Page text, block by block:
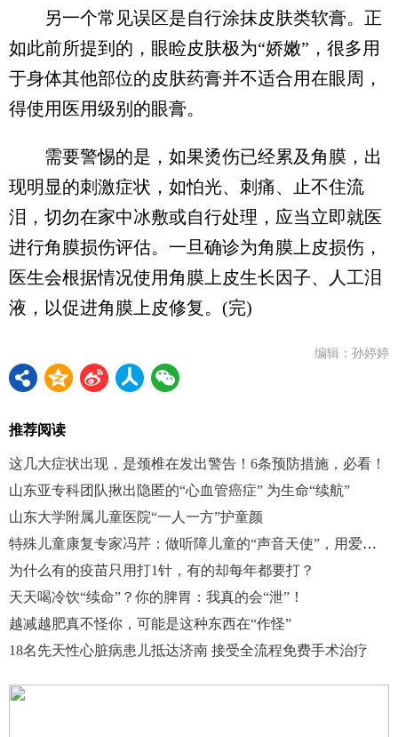
另一个常见误区是自行涂抹皮肤类软膏。正
如此前所提到的，眼睑皮肤极为“娇嫩”，很多用
于身体其他部位的皮肤药膏并不适合用在眼周，
得使用医用级别的眼膏。
需要警惕的是，如果烫伤已经累及角膜，出
现明显的刺激症状，如怕光、刺痛、止不住流
泪，切勿在家中冰敷或自行处理，应当立即就医
进行角膜损伤评估。一旦确诊为角膜上皮损伤，
医生会根据情况使用角膜上皮生长因子、人工泪
液，以促进角膜上皮修复。(完)
编辑：孙婷婷
推荐阅读
这几大症状出现，是颈椎在发出警告！6条预防措施，必看！
山东亚专科团队揪出隐匿的“心血管癌症” 为生命“续航”
山东大学附属儿童医院“一人一方”护童颜
特殊儿童康复专家冯芹：做听障儿童的“声音天使”，用爱唤醒沉睡的耳朵
为什么有的疫苗只用打1针，有的却每年都要打？
天天喝冷饮“续命”？你的脾胃：我真的会“泄”！
越减越肥真不怪你，可能是这种东西在“作怪”
18名先天性心脏病患儿抵达济南 接受全流程免费手术治疗